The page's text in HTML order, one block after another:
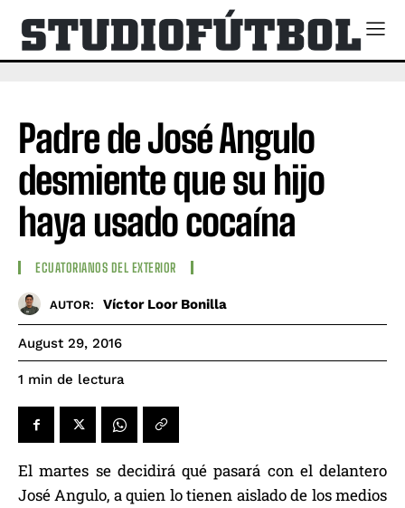
Padre de José Angulo
desmiente que su hijo
haya usado cocaína
ECUATORIANOS DEL EXTERIOR
AUTOR: Víctor Loor Bonilla
August 29, 2016
1 min de lectura
El martes se decidirá qué pasará con el delantero
José Angulo, a quien lo tienen aislado de los medios